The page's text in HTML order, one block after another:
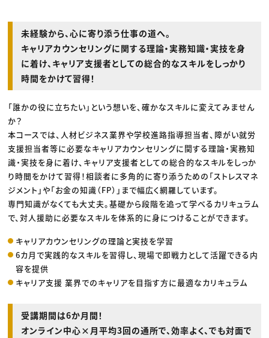
プロフェッショナル×つながる×メディア
未経験から、心に寄り添う仕事の道へ。
キャリアカウンセリングに関する理論・実務知識・実技を身
に着け、キャリア支援者としての総合的なスキルをしっかり
時間をかけて習得！
「誰かの役に立ちたい」という想いを、確かなスキルに変えてみません
か？
本コースでは、人材ビジネス業界や学校進路指導担当者、障がい就労
支援担当者等に必要なキャリアカウンセリングに関する理論・実務知
識・実技を身に着け、キャリア支援者としての総合的なスキルをしっか
り時間をかけて習得！相談者に多角的に寄り添うための「ストレスマネ
ジメント」や「お金の知識（FP）」まで幅広く網羅しています。
専門知識がなくても大丈夫。基礎から段階を追って学べるカリキュラム
で、対人援助に必要なスキルを体系的に身につけることができます。
キャリアカウンセリングの理論と実技を学習
6カ月で実践的なスキルを習得し、現場で即戦力として活躍できる内
容を提供
キャリア支援 業界でのキャリアを目指す方に最適なカリキュラム
受講期間は6か月間！
オンライン中心×月平均3回の通所で、効率よく、でも対面で